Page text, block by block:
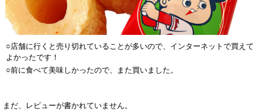
○店舗に行くと売り切れていることが多いので、インターネットで買えて
よかったです！
○前に食べて美味しかったので、また買いました。
まだ、レビューが書かれていません。